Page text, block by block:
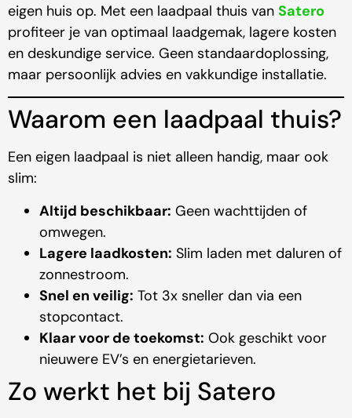
eigen huis op. Met een laadpaal thuis van Satero
profiteer je van optimaal laadgemak, lagere kosten
en deskundige service. Geen standaardoplossing,
maar persoonlijk advies en vakkundige installatie.
Waarom een laadpaal thuis?
Een eigen laadpaal is niet alleen handig, maar ook
slim:
Altijd beschikbaar: Geen wachttijden of
omwegen.
Lagere laadkosten: Slim laden met daluren of
zonnestroom.
Snel en veilig: Tot 3x sneller dan via een
stopcontact.
Klaar voor de toekomst: Ook geschikt voor
nieuwere EV’s en energietarieven.
Zo werkt het bij Satero